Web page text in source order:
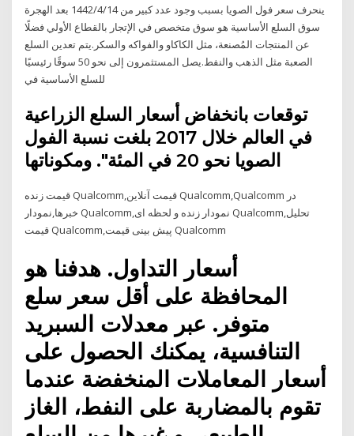
ينحرف سعر فول الصويا بسبب وجود عدد كبير من 14‏‏/4‏‏/1442 بعد الهجرة
سوق السلع الأساسية هو سوق متخصص في الإتجار بالقطاع الأولي فضلًا
عن المنتجات المُصنعة، مثل الكاكاو والفواكه والسكر.يتم تعدين السلع
الصعبة مثل الذهب والنفط.يصل المستثمرون إلى نحو 50 سوقًا رئيسيًا
للسلع الأساسية في
توقعات بانخفاض أسعار السلع الزراعية
في العالم خلال 2017 بلغت نسبة الفول
الصويا نحو 20 في المئة". ومكوناتها
قیمت زنده Qualcomm,قیمت آنلاین Qualcomm,Qualcomm در
خبرها,نمودار Qualcomm,نمودار زنده و لحظه ای Qualcomm,تحلیل
قیمت Qualcomm,پیش بینی قیمت Qualcomm
أسعار التداول. هدفنا هو
المحافظة على أقل سعر سلع
متوفر. عبر معدلات السبريد
التنافسية، يمكنك الحصول على
أسعار المعاملات المنخفضة عندما
تقوم بالمضاربة على النفط، الغاز